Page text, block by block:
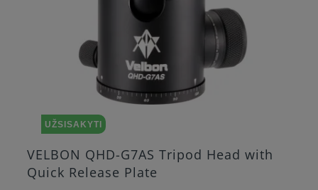
UŽSISAKYTI
VELBON QHD-G7AS Tripod Head with
Quick Release Plate